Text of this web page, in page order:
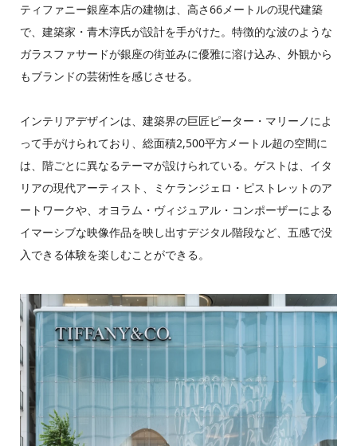
ティファニー銀座本店の建物は、高さ66メートルの現代建築
で、建築家・青木淳氏が設計を手がけた。特徴的な波のような
ガラスファサードが銀座の街並みに優雅に溶け込み、外観から
もブランドの芸術性を感じさせる。
インテリアデザインは、建築界の巨匠ピーター・マリーノによ
って手がけられており、総面積2,500平方メートル超の空間に
は、階ごとに異なるテーマが設けられている。ゲストは、イタ
リアの現代アーティスト、ミケランジェロ・ピストレットのア
ートワークや、オヨラム・ヴィジュアル・コンポーザーによる
イマーシブな映像作品を映し出すデジタル階段など、五感で没
入できる体験を楽しむことができる。